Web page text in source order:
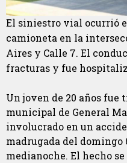
El siniestro vial ocurrió
camioneta en la
Aires y Calle 7. El
fracturas y fue
Un joven de 20 años fue
municipal de General
involucrado en un
madrugada del domingo
medianoche. El hecho